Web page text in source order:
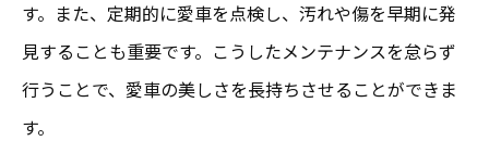
花粉に強いメンテナンス方法の紹介
す。また、定期的に愛車を点検し、汚れや傷を早期に発
見することも重要です。こうしたメンテナンスを怠らず
行うことで、愛車の美しさを長持ちさせることができま
す。